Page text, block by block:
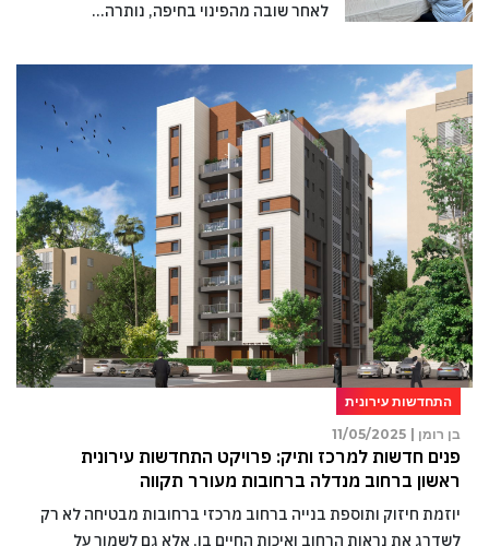
לאחר שובה מהפינוי בחיפה, נותרה…
התחדשות עירונית
בן רומן | 11/05/2025
פנים חדשות למרכז ותיק: פרויקט התחדשות עירונית
ראשון ברחוב מנדלה ברחובות מעורר תקווה
יוזמת חיזוק ותוספת בנייה ברחוב מרכזי ברחובות מבטיחה לא רק
לשדרג את נראות הרחוב ואיכות החיים בו, אלא גם לשמור על